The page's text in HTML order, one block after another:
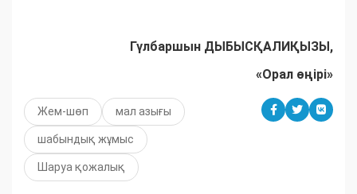
Гүлбаршын ДЫБЫСҚАЛИҚЫЗЫ,
«Орал өңірі»
Жем-шөп мал азығы
шабындық жұмыс
Шаруа қожалық